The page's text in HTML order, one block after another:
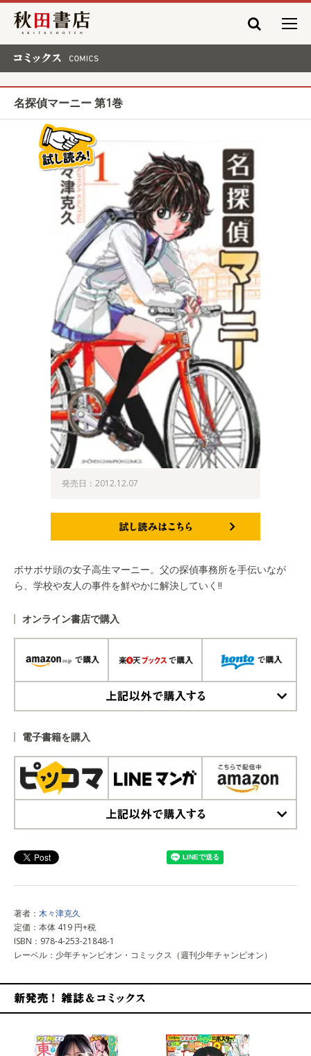
秋田書店
名探偵マーニー 第1巻
発売日：2012.12.07
ボサボサ頭の女子高生マーニー。父の探偵事務所を手伝いなが
ら、学校や友人の事件を鮮やかに解決していく!!
オンライン書店で購入
電子書籍を購入
著者： 木々津克久
定価：本体 419 円+税
ISBN：978-4-253-21848-1
レーベル：少年チャンピオン・コミックス（週刊少年チャンピオン）